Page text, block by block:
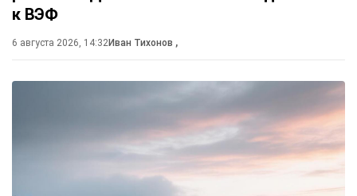
к ВЭФ
6 августа 2026, 14:32Иван Тихонов ,